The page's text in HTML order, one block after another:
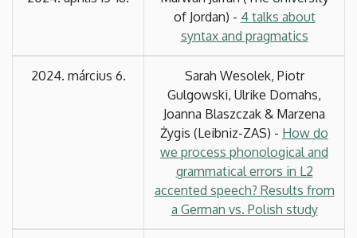
of Jordan) - 4 talks about
syntax and pragmatics
2024. március 6.
Sarah Wesolek, Piotr
Gulgowski, Ulrike Domahs,
Joanna Blaszczak & Marzena
Żygis (Leibniz-ZAS) - How do
we process phonological and
grammatical errors in L2
accented speech? Results from
a German vs. Polish study